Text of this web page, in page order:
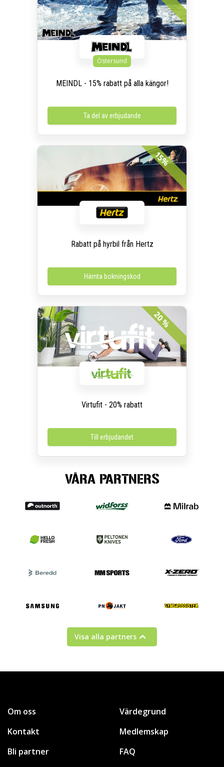
Östersund
MEINDL - 15% rabatt på alla kängor!
Ta del av erbjudande
15%
Rabatt på hyrbil från Hertz
Hämta bokningskod
20 %
Virtufit - 20% rabatt
Till erbjudandet
VÅRA PARTNERS
Visa alla partners
Om oss
Kontakt
Bli partner
Värdegrund
Medlemskap
FAQ